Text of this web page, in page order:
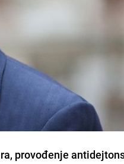
provođenje